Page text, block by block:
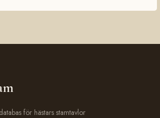
för hästars stamtavlor